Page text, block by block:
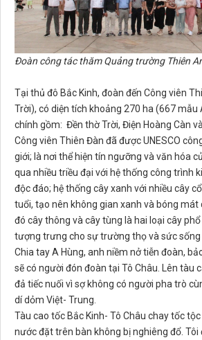
Đoàn công tác thăm Quảng trường Thiên
Tại thủ đô Bắc Kinh, đoàn đến Công viên
Trời), có diện tích khoảng 270 ha (667 mẫu
chính gồm: Đền thờ Trời, Điện Hoàng Càn
Công viên Thiên Đàn đã được UNESCO
giới; là nơi thể hiện tín ngưỡng và văn hóa
qua nhiều triều đại với hệ thống công trình
độc đáo; hệ thống cây xanh với nhiều cây
tuổi, tạo nên không gian xanh và bóng mát
đó cây thông và cây tùng là hai loại cây
tượng trưng cho sự trường thọ và sức sống
Chia tay A Hùng, anh niềm nở tiễn đoàn,
sẽ có người đón đoàn tại Tô Châu. Lên tàu
đả tiếc nuối vì sợ không có người pha trò
dí dỏm Việt- Trung.
Tàu cao tốc Bắc Kinh- Tô Châu chay tốc
nước đặt trên bàn không bị nghiêng đổ. Tôi